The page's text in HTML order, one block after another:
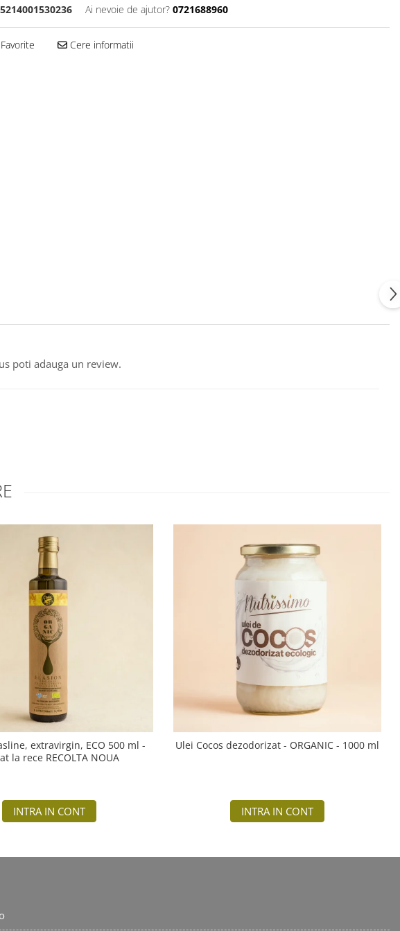
5214001530236 Ai nevoie de ajutor? 0721688960
Cere informatii
poti adauga un review.
extravirgin, ECO 500 ml -
la rece RECOLTA NOUA
INTRA IN CONT
Ulei Cocos dezodorizat - ORGANIC - 1000 ml
INTRA IN CONT